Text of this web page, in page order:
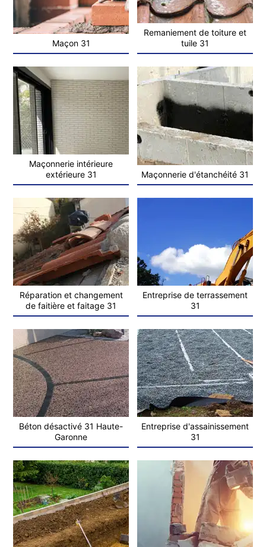
Maçon 31
Remaniement de toiture et
tuile 31
Maçonnerie intérieure
extérieure 31
Maçonnerie d'étanchéité 31
Réparation et changement
de faitière et faitage 31
Entreprise de terrassement
31
Béton désactivé 31 Haute-
Garonne
Entreprise d'assainissement
31